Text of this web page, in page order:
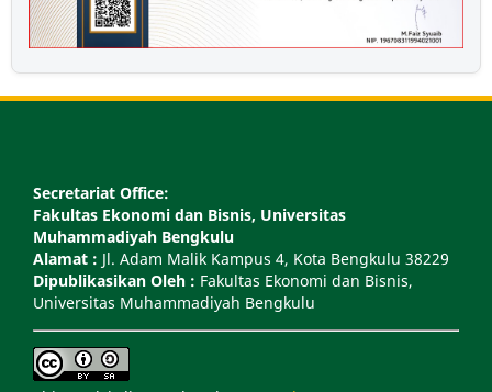
Secretariat Office:
Fakultas Ekonomi dan Bisnis, Universitas
Muhammadiyah Bengkulu
Alamat : Jl. Adam Malik Kampus 4, Kota Bengkulu 38229
Dipublikasikan Oleh : Fakultas Ekonomi dan Bisnis,
Universitas Muhammadiyah Bengkulu